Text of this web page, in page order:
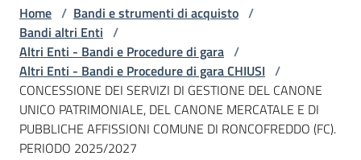
telematici
L'Agenzia
Bandi
Home / Bandi e strumenti di acquisto /
Bandi altri Enti /
Altri Enti - Bandi e Procedure di gara /
Altri Enti - Bandi e Procedure di gara CHIUSI /
CONCESSIONE DEI SERVIZI DI GESTIONE DEL CANONE
UNICO PATRIMONIALE, DEL CANONE MERCATALE E DI
PUBBLICHE AFFISSIONI COMUNE DI RONCOFREDDO (FC).
PERIODO 2025/2027